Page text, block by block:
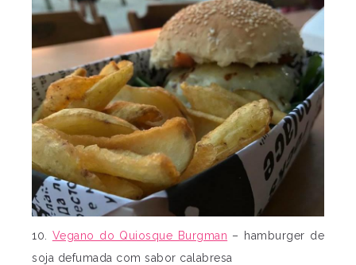
10. Vegano do Quiosque Burgman – hamburger de
soja defumada com sabor calabresa